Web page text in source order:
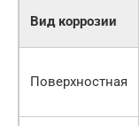
Вид коррозии
Поверхностная